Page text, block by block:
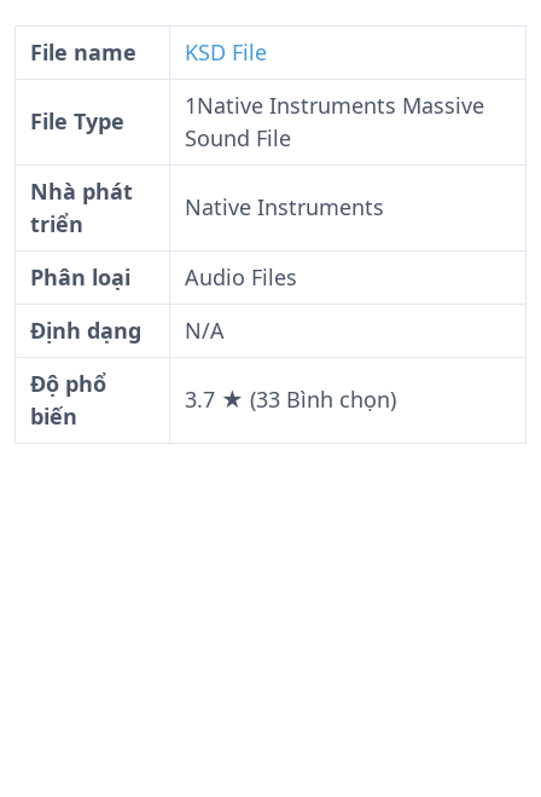
File name KSD File
File Type
1Native Instruments Massive
Sound File
Nhà phát
triển
Native Instruments
Phân loại
Audio Files
Định dạng
N/A
Độ phổ
biến
3.7 ★ (33 Bình chọn)